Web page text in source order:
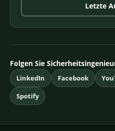
Letzte
Folgen Sie
LinkedIn Facebook
Spotify